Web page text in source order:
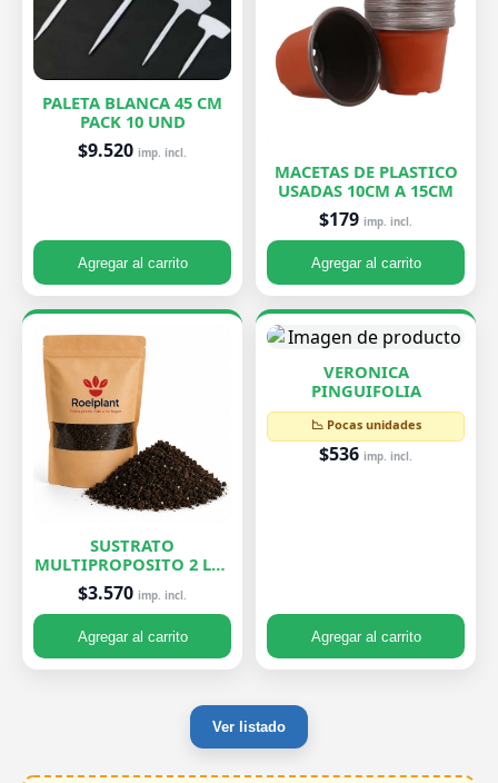
PALETA BLANCA 45 CM
PACK 10 UND
$9.520 imp. incl.
Agregar al carrito
MACETAS DE PLASTICO
USADAS 10CM A 15CM
$179 imp. incl.
Agregar al carrito
SUSTRATO
MULTIPROPOSITO 2 LTS
ROELPLANT
$3.570 imp. incl.
Agregar al carrito
VERONICA
PINGUIFOLIA
📉 Pocas unidades
$536 imp. incl.
Agregar al carrito
Ver listado